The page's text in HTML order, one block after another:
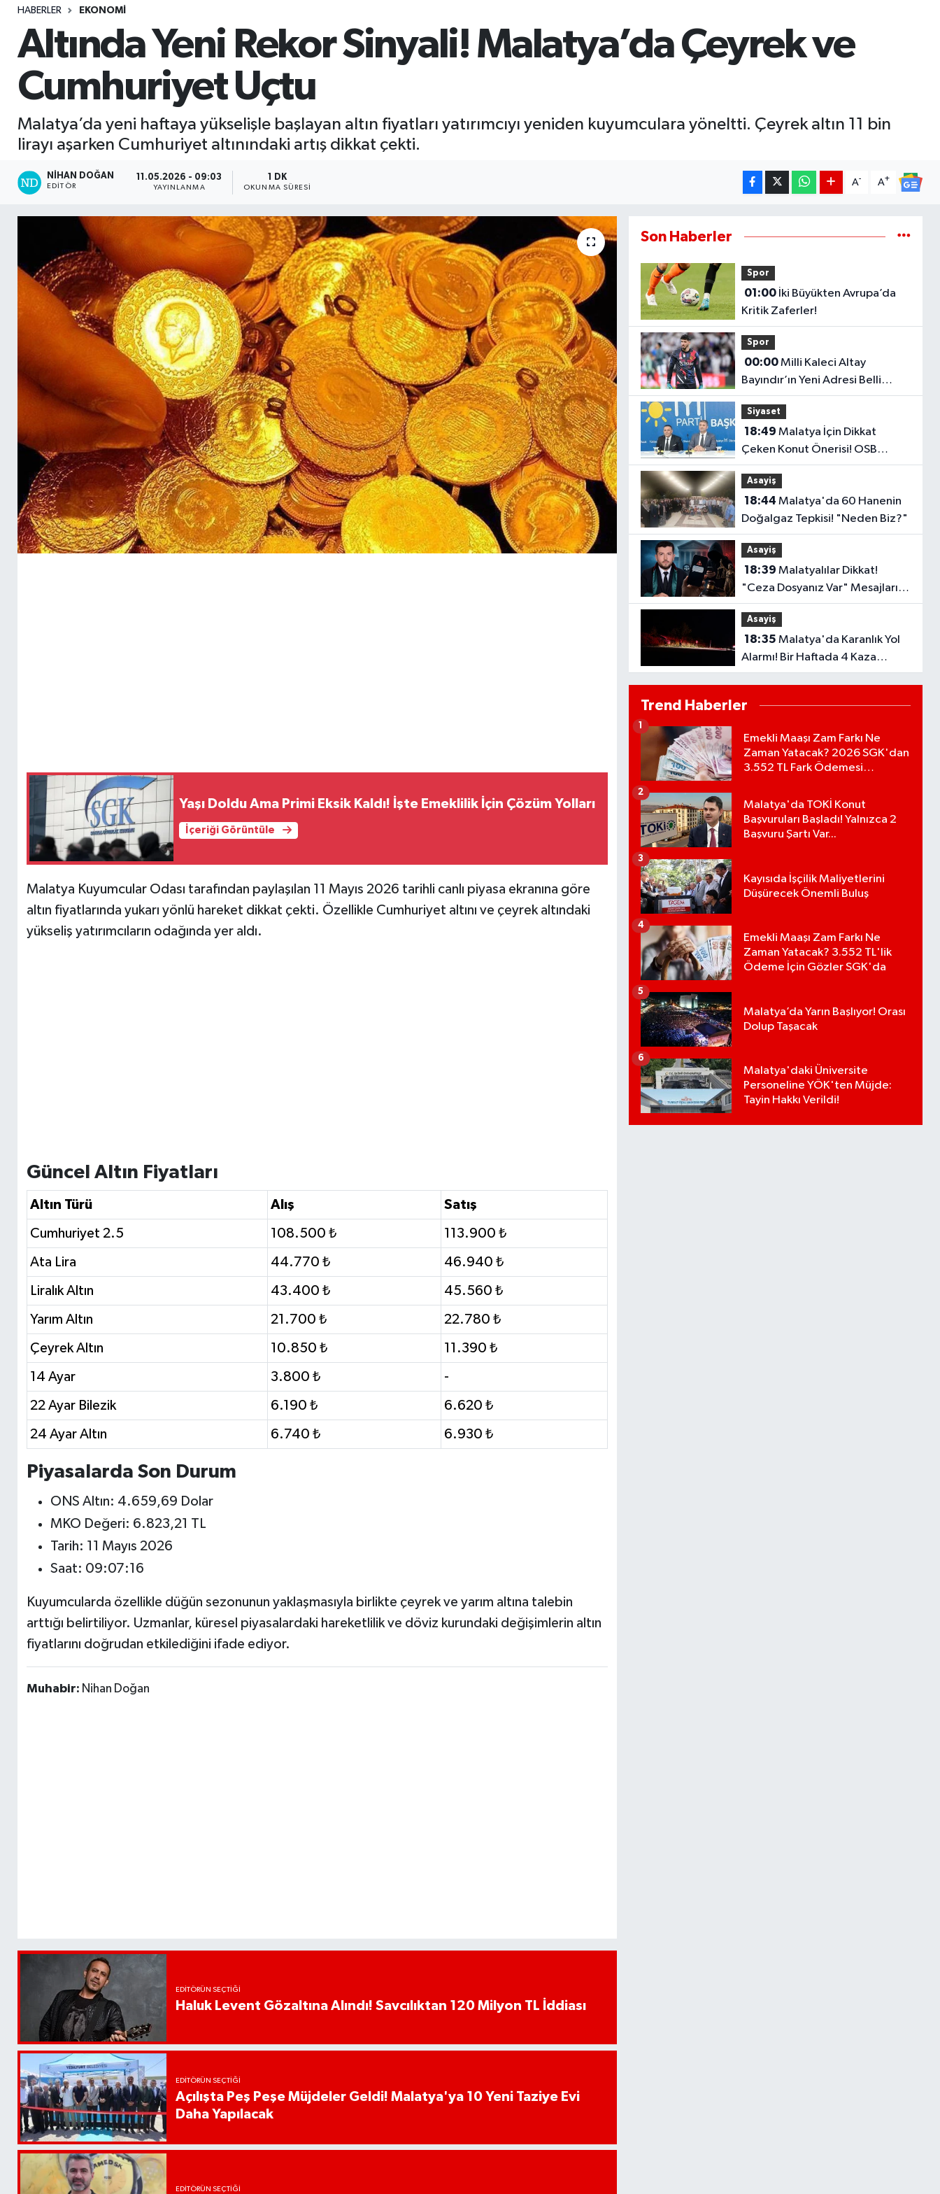
HABERLER EKONOMI
Altında Yeni Rekor Sinyali! Malatya’da Çeyrek ve
Cumhuriyet Uçtu
Malatya’da yeni haftaya yükselişle başlayan altın fiyatları yatırımcıyı yeniden kuyumculara yöneltti. Çeyrek altın 11 bin
lirayı aşarken Cumhuriyet altınındaki artış dikkat çekti.
NIHAN DOĞAN
EDITÖR
11.05.2026 - 09:03
YAYINLANMA
1 DK
OKUNMA SÜRESI
A- A+
Yaşı Doldu Ama Primi Eksik Kaldı! İşte Emeklilik İçin Çözüm Yolları
İçeriği Görüntüle
Malatya Kuyumcular Odası tarafından paylaşılan 11 Mayıs 2026 tarihli canlı piyasa ekranına göre
altın fiyatlarında yukarı yönlü hareket dikkat çekti. Özellikle Cumhuriyet altını ve çeyrek altındaki
yükseliş yatırımcıların odağında yer aldı.
Güncel Altın Fiyatları
Altın Türü Alış Satış
Cumhuriyet 2.5 108.500 ₺ 113.900 ₺
Ata Lira 44.770 ₺ 46.940 ₺
Liralık Altın 43.400 ₺ 45.560 ₺
Yarım Altın 21.700 ₺ 22.780 ₺
Çeyrek Altın 10.850 ₺ 11.390 ₺
14 Ayar 3.800 ₺ -
22 Ayar Bilezik 6.190 ₺ 6.620 ₺
24 Ayar Altın 6.740 ₺ 6.930 ₺
Piyasalarda Son Durum
ONS Altın: 4.659,69 Dolar
MKO Değeri: 6.823,21 TL
Tarih: 11 Mayıs 2026
Saat: 09:07:16
Kuyumcularda özellikle düğün sezonunun yaklaşmasıyla birlikte çeyrek ve yarım altına talebin
arttığı belirtiliyor. Uzmanlar, küresel piyasalardaki hareketlilik ve döviz kurundaki değişimlerin altın
fiyatlarını doğrudan etkilediğini ifade ediyor.
Muhabir: Nihan Doğan
EDITÖRÜN SEÇTIĞI
Haluk Levent Gözaltına Alındı! Savcılıktan 120 Milyon TL İddiası
EDITÖRÜN SEÇTIĞI
Açılışta Peş Peşe Müjdeler Geldi! Malatya'ya 10 Yeni Taziye Evi
Daha Yapılacak
EDITÖRÜN SEÇTIĞI
Son Haberler
Spor
01:00İki Büyükten Avrupa’da
Kritik Zaferler!
Spor
00:00Milli Kaleci Altay
Bayındır’ın Yeni Adresi Belli
Oldu!
Siyaset
18:49
Çeken Konut Önerisi! OSB
Çalışanlarına Faizsiz Ev Çağrısı..
Asayiş
18:44
Doğalgaz Tepkisi! "Neden Biz?"
Asayiş
18:39
"Ceza Dosyanız Var" Mesajlarına
Sakın Kanmayın
Asayiş
18:35
Alarmı! Bir Haftada 4 Kaza
Yaşandı..
Trend Haberler
Emekli Maaşı Zam Farkı Ne
Zaman Yatacak? 2026 SGK'dan
3.552 TL Fark Ödemesi
1
Malatya'da TOKİ Konut
Başvuruları Başladı! Yalnızca 2
Başvuru Şartı Var...
2
Kayısıda İşçilik Maliyetlerini
Düşürecek Önemli Buluş
3
Emekli Maaşı Zam Farkı Ne
Zaman Yatacak? 3.552 TL'lik
Ödeme İçin Gözler SGK'da
4
Malatya’da Yarın Başlıyor! Orası
Dolup Taşacak
5
Malatya'daki Üniversite
Personeline YÖK'ten Müjde:
Tayin Hakkı Verildi!
6
Seri İlan
Siyaset
Spor
Yaşam